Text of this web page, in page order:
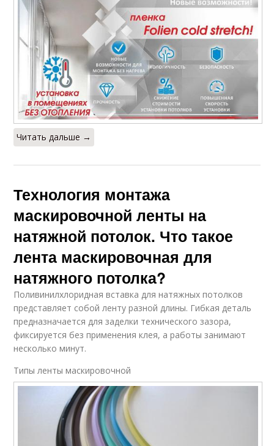
Читать дальше →
Технология монтажа
маскировочной ленты на
натяжной потолок. Что такое
лента маскировочная для
натяжного потолка?
Поливинилхлоридная вставка для натяжных потолков
представляет собой ленту разной длины. Гибкая деталь
предназначается для заделки технического зазора,
фиксируется без применения клея, а работы занимают
несколько минут.
Типы ленты маскировочной